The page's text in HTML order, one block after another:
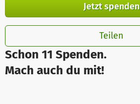
Schon 11 Spenden.
Mach auch du mit!
Jetzt spenden
Teilen